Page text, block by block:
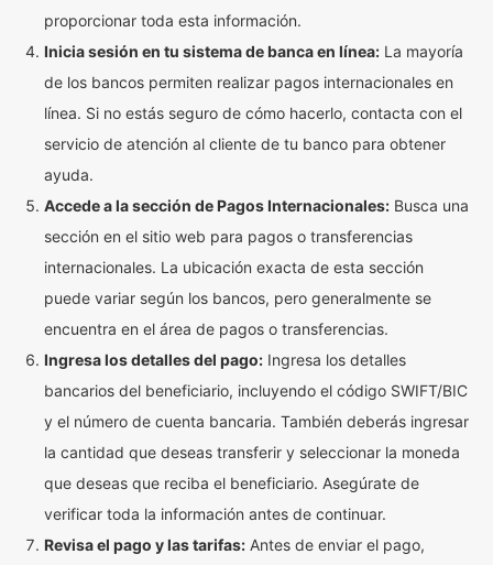
proporcionar toda esta información.
Inicia sesión en tu sistema de banca en línea: La mayoría
de los bancos permiten realizar pagos internacionales en
línea. Si no estás seguro de cómo hacerlo, contacta con el
servicio de atención al cliente de tu banco para obtener
ayuda.
Accede a la sección de Pagos Internacionales: Busca una
sección en el sitio web para pagos o transferencias
internacionales. La ubicación exacta de esta sección
puede variar según los bancos, pero generalmente se
encuentra en el área de pagos o transferencias.
Ingresa los detalles del pago: Ingresa los detalles
bancarios del beneficiario, incluyendo el código SWIFT/BIC
y el número de cuenta bancaria. También deberás ingresar
la cantidad que deseas transferir y seleccionar la moneda
que deseas que reciba el beneficiario. Asegúrate de
verificar toda la información antes de continuar.
Revisa el pago y las tarifas: Antes de enviar el pago,